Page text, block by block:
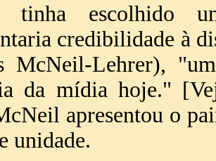
tinha escolhido
credibilidade à
McNeil-Lehrer),
da mídia hoje."
apresentou o
unidade.